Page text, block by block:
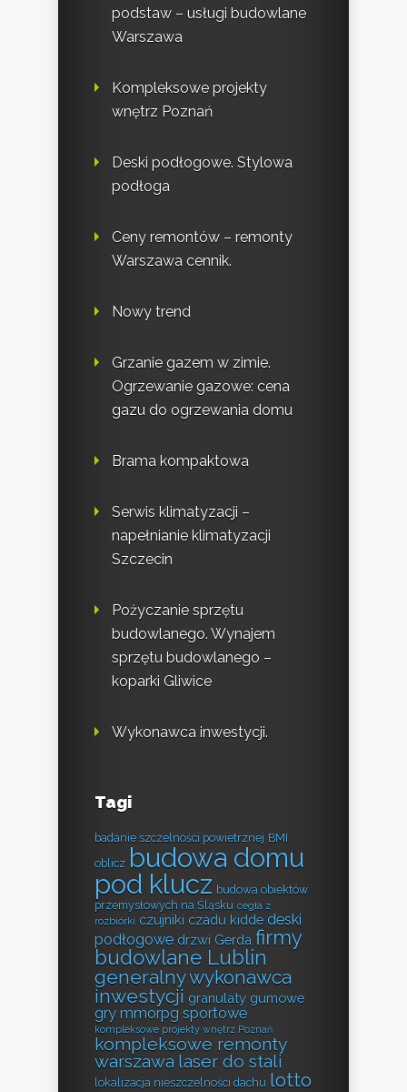
podstaw – usługi budowlane
Warszawa
Kompleksowe projekty
wnętrz Poznań
Deski podłogowe. Stylowa
podłoga
Ceny remontów – remonty
Warszawa cennik.
Nowy trend
Grzanie gazem w zimie.
Ogrzewanie gazowe: cena
gazu do ogrzewania domu
Brama kompaktowa
Serwis klimatyzacji –
napełnianie klimatyzacji
Szczecin
Pożyczanie sprzętu
budowlanego. Wynajem
sprzętu budowlanego –
koparki Gliwice
Wykonawca inwestycji.
Tagi
badanie szczelności powietrznej BMI
oblicz budowa domu
pod klucz budowa obiektów
przemysłowych na Śląsku cegła z
rozbiórki czujniki czadu kidde deski
podłogowe drzwi Gerda firmy
budowlane Lublin
generalny wykonawca
inwestycji granulaty gumowe
gry mmorpg sportowe
kompleksowe projekty wnętrz Poznań
kompleksowe remonty
warszawa laser do stali
lokalizacja nieszczelności dachu lotto